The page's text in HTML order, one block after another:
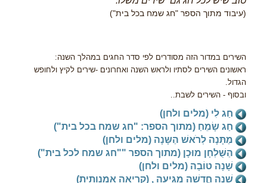
(עיבוד מתוך הספר "חג שמח בכל בית")
השירים במדור הזה מסודרים לפי סדר החגים במהלך השנה:
ראשונים השירים לסתיו ולראש השנה ואחרונים -שירים לקיץ ולחופש
הגדול.
ובסוף - השירים לשבת..
חַג לִי (מלים ולחן)
חַג שָׂמֵחַ (מתוך הספר: "חג שמח בכל בית")
מַתָּנָה לְרֹאשׁ הַשָּנָה (מלים ולחן)
הַשֻּׁלְחָן מוּכָן (מתוך הספר ""חג שמח לכל בית")
שָׁנָה טוֹבָה (מלים ולחן)
שָׁנַה חֲדָשָׁה מַגִּיעָה , (קריאה אמנותית)